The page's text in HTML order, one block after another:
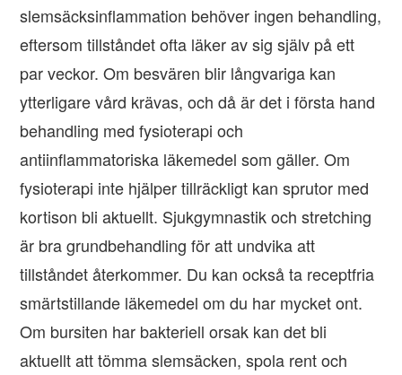
slemsäcksinflammation behöver ingen behandling,
eftersom tillståndet ofta läker av sig själv på ett
par veckor. Om besvären blir långvariga kan
ytterligare vård krävas, och då är det i första hand
behandling med fysioterapi och
antiinflammatoriska läkemedel som gäller. Om
fysioterapi inte hjälper tillräckligt kan sprutor med
kortison bli aktuellt. Sjukgymnastik och stretching
är bra grundbehandling för att undvika att
tillståndet återkommer. Du kan också ta receptfria
smärtstillande läkemedel om du har mycket ont.
Om bursiten har bakteriell orsak kan det bli
aktuellt att tömma slemsäcken, spola rent och